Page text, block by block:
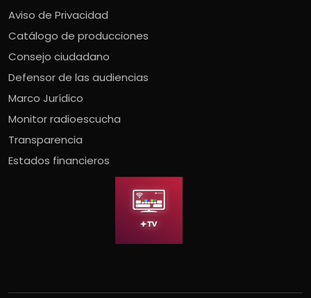
Aviso de Privacidad
Catálogo de producciones
Consejo ciudadano
Defensor de las audiencias
Marco Jurídico
Monitor radioescucha
Transparencia
Estados financieros